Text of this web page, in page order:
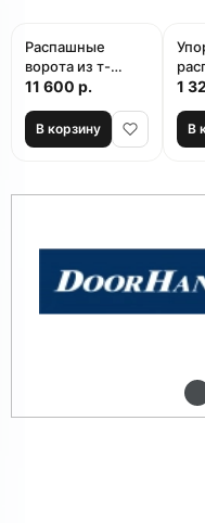
Распашные
ворота из т-
профиля 2 мм
11 600 р.
В корзину
1
В